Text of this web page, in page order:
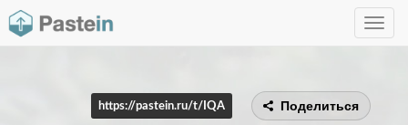
Toggle
https://pastein.ru/t/IQA Поделиться